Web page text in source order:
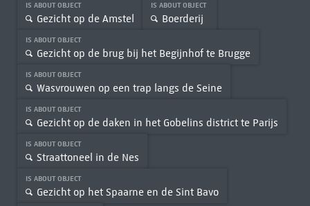
IS ABOUT OBJECT
Gezicht op de Amstel
IS ABOUT OBJECT
Boerderij
IS ABOUT OBJECT
Gezicht op de brug bij het Begijnhof te Brugge
IS ABOUT OBJECT
Wasvrouwen op een trap langs de Seine
IS ABOUT OBJECT
Gezicht op de daken in het Gobelins district te Parijs
IS ABOUT OBJECT
Straattoneel in de Nes
IS ABOUT OBJECT
Gezicht op het Spaarne en de Sint Bavo